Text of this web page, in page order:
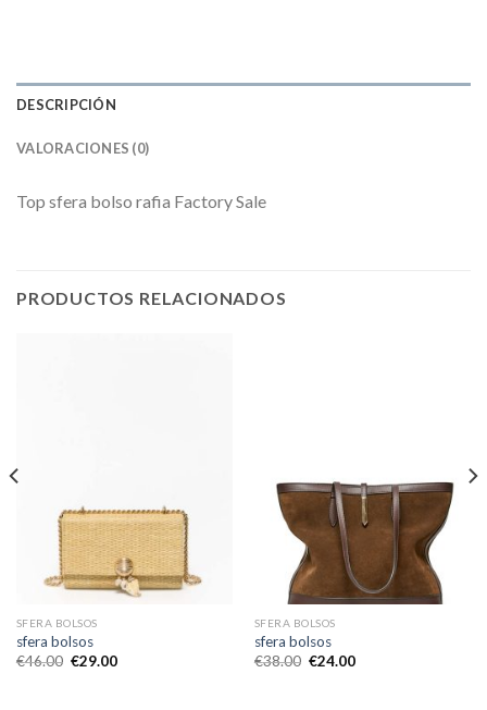
DESCRIPCIÓN
VALORACIONES (0)
Top sfera bolso rafia Factory Sale
PRODUCTOS RELACIONADOS
SFERA BOLSOS
sfera bolsos
€46.00 €29.00
SFERA BOLSOS
sfera bolsos
€38.00 €24.00